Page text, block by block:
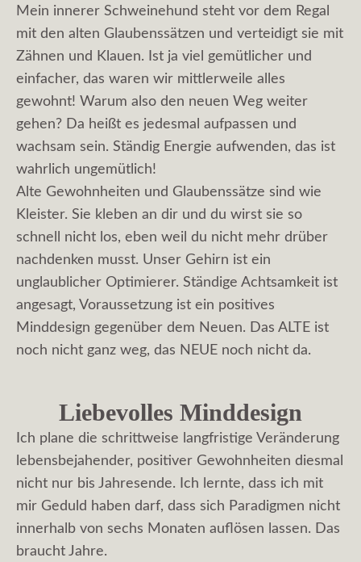
Mein innerer Schweinehund steht vor dem Regal
mit den alten Glaubenssätzen und verteidigt sie mit
Zähnen und Klauen. Ist ja viel gemütlicher und
einfacher, das waren wir mittlerweile alles
gewohnt! Warum also den neuen Weg weiter
gehen? Da heißt es jedesmal aufpassen und
wachsam sein. Ständig Energie aufwenden, das ist
wahrlich ungemütlich!
Alte Gewohnheiten und Glaubenssätze sind wie
Kleister. Sie kleben an dir und du wirst sie so
schnell nicht los, eben weil du nicht mehr drüber
nachdenken musst. Unser Gehirn ist ein
unglaublicher Optimierer. Ständige Achtsamkeit ist
angesagt, Voraussetzung ist ein positives
Minddesign gegenüber dem Neuen. Das ALTE ist
noch nicht ganz weg, das NEUE noch nicht da.
Liebevolles Minddesign
Ich plane die schrittweise langfristige Veränderung
lebensbejahender, positiver Gewohnheiten diesmal
nicht nur bis Jahresende. Ich lernte, dass ich mit
mir Geduld haben darf, dass sich Paradigmen nicht
innerhalb von sechs Monaten auflösen lassen. Das
braucht Jahre.